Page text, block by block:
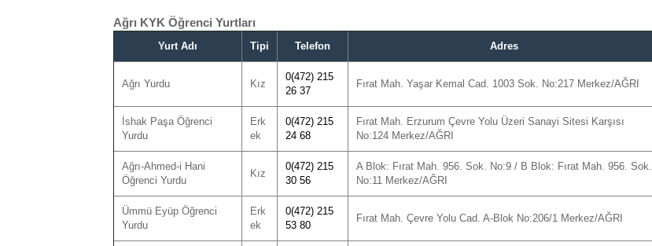
Ağrı KYK Öğrenci Yurtları
Yurt Adı Tipi Telefon Adres
Ağrı Yurdu Kız
0(472) 215
26 37
Fırat Mah. Yaşar Kemal Cad. 1003 Sok. No:217 Merkez/AĞRI
İshak Paşa Öğrenci
Yurdu
Erk
ek
0(472) 215
24 68
Fırat Mah. Erzurum Çevre Yolu Üzeri Sanayi Sitesi Karşısı
No:124 Merkez/AĞRI
Ağrı-Ahmed-i Hani
Öğrenci Yurdu
Kız
0(472) 215
30 56
A Blok: Fırat Mah. 956. Sok. No:9 / B Blok: Fırat Mah. 956. Sok.
No:11 Merkez/AĞRI
Ümmü Eyüp Öğrenci
Yurdu
Erk
ek
0(472) 215
53 80
Fırat Mah. Çevre Yolu Cad. A-Blok No:206/1 Merkez/AĞRI